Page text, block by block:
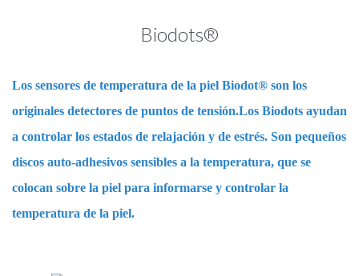
Biodots®
Los sensores de temperatura de la piel Biodot® son los
originales detectores de puntos de tensión.Los Biodots ayudan
a controlar los estados de relajación y de estrés. Son pequeños
discos auto-adhesivos sensibles a la temperatura, que se
colocan sobre la piel para informarse y controlar la
temperatura de la piel.